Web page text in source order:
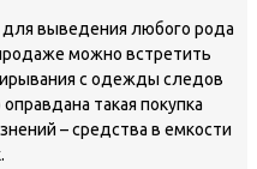
для выведения любого рода
можно встретить
с одежды следов
такая покупка
– средства в емкости